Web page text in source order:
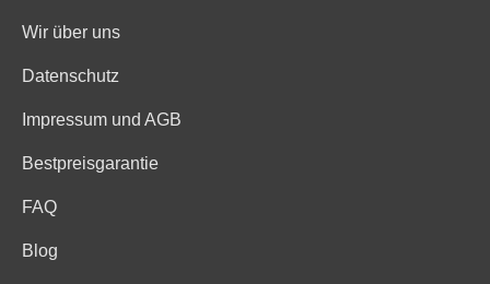
Wir über uns
Datenschutz
Impressum und AGB
Bestpreisgarantie
FAQ
Blog